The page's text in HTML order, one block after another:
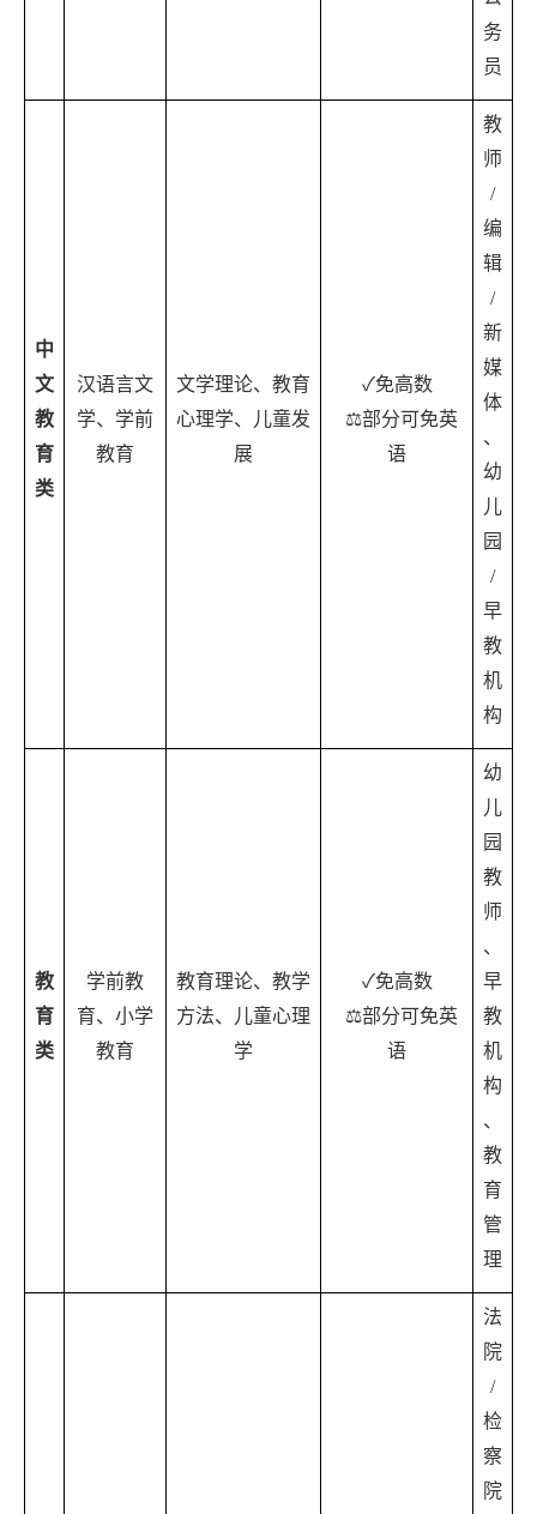
务
员
中
文
教
育
类
汉语言文
学、学前
教育
文学理论、教育
心理学、儿童发
展
✓免高数
⚖️部分可免英
语
教
师
/
编
辑
/
新
媒
体
、
幼
儿
园
/
早
教
机
构
教
育
类
学前教
育、小学
教育
教育理论、教学
方法、儿童心理
学
✓免高数
⚖️部分可免英
语
幼
儿
园
教
师
、
早
教
机
构
、
教
育
管
理
法
院
/
检
察
院